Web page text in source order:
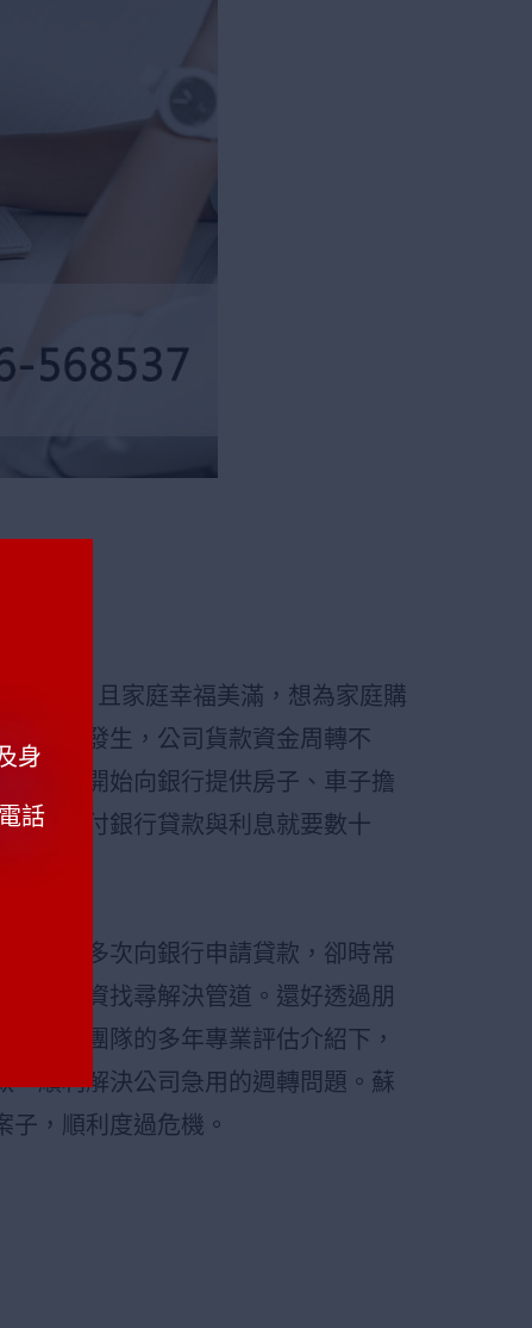
成就，且家庭幸福美滿，想為家庭購
的事情發生，公司貨款資金周轉不
蘇先生開始向銀行提供房子、車子擔
月光支付銀行貸款與利息就要數十
司，仍多次向銀行申請貸款，卻時常
高額融資找尋解決管道。還好透過朋
司專業團隊的多年專業評估介紹下，
，順利解決公司急用的週轉問題。蘇
，順利度過危機。
身
話